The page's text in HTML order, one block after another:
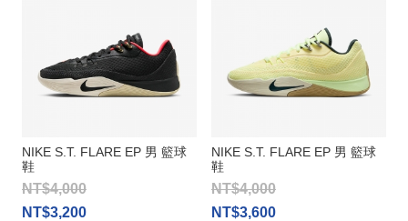
NIKE S.T. FLARE EP 男 籃球
鞋
NT$4,000
NT$3,200
NIKE S.T. FLARE EP 男 籃球
鞋
NT$4,000
NT$3,600